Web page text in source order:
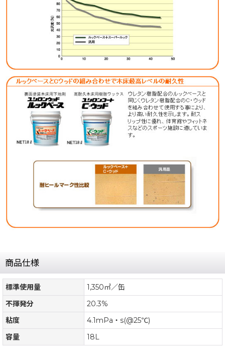
商品仕様
標準使用量
1,350㎡／缶
不揮発分
20.3%
粘度
4.1mPa・s(@25℃)
容量
18L